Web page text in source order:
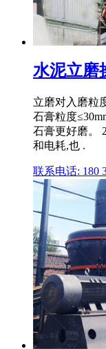
水泥立磨
立磨对入磨粒
石膏粒度
石膏更好磨。
和电耗,也 .
联系电话: 180